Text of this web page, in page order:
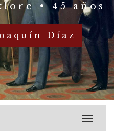
• 45 años
Díaz
Toggle